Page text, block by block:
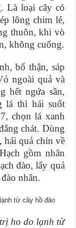
Là loại cây có
lông chim lẻ,
thuôn, khi vò
không cuống.
bổ thận, sáp
ngoài quả và
hết ngứa sần,
lá thì hái suốt
chọn lá xanh
chát. Dùng
hái quả chín về
gồm nhân
đào, lấy quả
nhân.
ho do lạnh từ